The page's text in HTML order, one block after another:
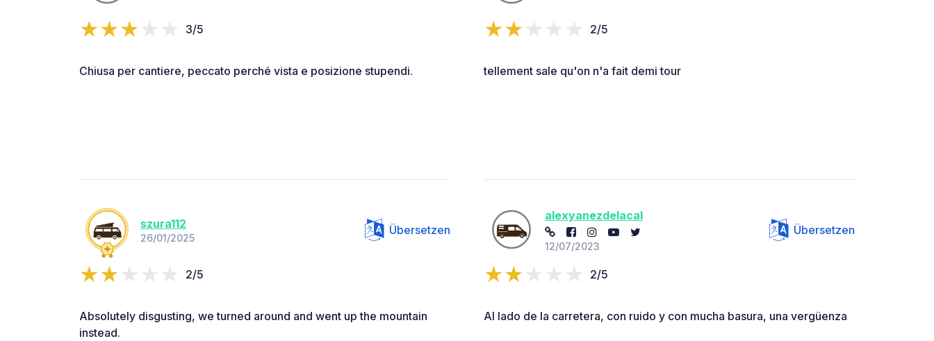
3/5
Chiusa per cantiere, peccato perché vista e posizione stupendi.
2/5
tellement sale qu'on n'a fait demi tour
szura112
26/01/2025
Übersetzen
2/5
Absolutely disgusting, we turned around and went up the mountain
instead.
alexyanezdelacal
12/07/2023
Übersetzen
2/5
Al lado de la carretera, con ruido y con mucha basura, una vergüenza